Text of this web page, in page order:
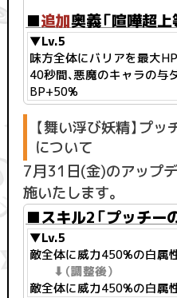
■追加奥義「喧嘩超上
▼Lv.5
味方全体にバリアを最大
40秒間、悪魔のキャラの与
BP+50%
【舞い浮び妖精】プッ
について
7月31日(金)のアップ
施いたします。
■スキル2「プッチー
▼Lv.5
敵全体に威力450%の白属
⬇︎（調整後）
敵全体に威力450%の白属